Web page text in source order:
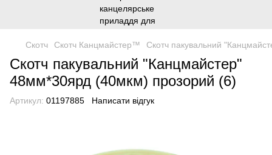
Скотч Скотч Канцмайстер™ Скотч пакувальний
Скотч пакувальний "Канцмайстер"
48мм*30ярд (40мкм) прозорий (6)
Артикул: 01197885 Написати відгук